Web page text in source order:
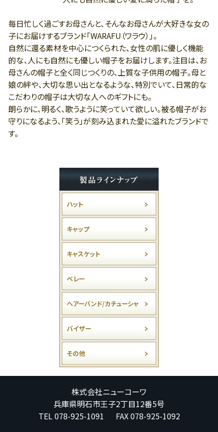
毎日忙しく過ごすお母さんと、そんなお母さんが大好きな女の
子にお届けするブランド「WARAFU（ワラウ）」。
自然に還る素材を中心につくられた、女性の肌に優しく機能
的な、人にも自然にも優しい帽子をお届けします。注目は、お
母さんの帽子と全く同じつくりの、上質な子供用の帽子。母と
娘の絆や、大切な思い出となるような、特別でいて、日常的な
こだわりの帽子は大切な人へのギフトにも。
朗らかに、明るく、歌うように笑っていて欲しい。被る帽子がお
守りになるよう、「笑う」が刻み込まれた愛に溢れたブランドで
す。
ハット
キャップ
キャスケット
ベレー
ヘアーバンド/カチューシャ
バイザー
その他
株式会社ニューコーワ
兵庫県明石市王子2丁目12番5号
TEL 078-925-1091 FAX 078-925-1092